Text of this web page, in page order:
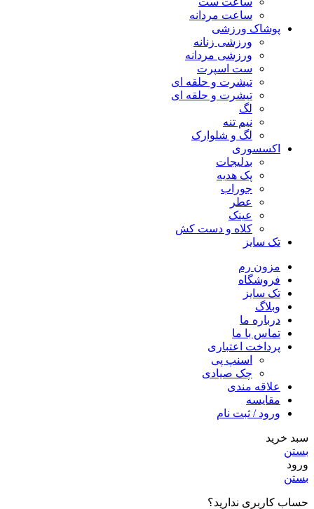
ساعت مردانه
پوشاک ورزشی
ورزشی زنانه
ورزشی مردانه
ست اسپرت
تیشرت و حلقه ای
تیشرت و حلقه ای
لگ
نیم تنه
لگ و شلوارک
اکسسوری
بدلیجات
پک هدیه
جوراب
عطر
عینک
کلاه و دست کش
تک سایز
مزون رم
فروشگاه
تک سایز
وبلاگ
درباره ما
تماس با ما
پرداخت اعتباری
اسنپ پی
چک صیادی
علاقه مندی
مقايسه
ورود / ثبت نام
سبد خرید
بستن
ورود
بستن
حساب کاربری ندارید؟